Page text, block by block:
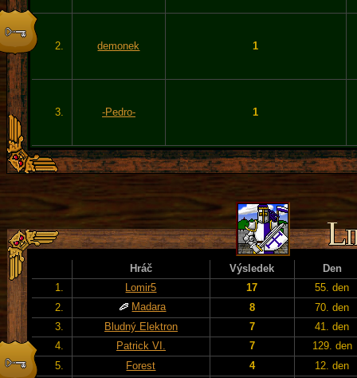
2. demonek 1
3. -Pedro- 1
Hráč Výsledek
Den
1.
Lomir5 17
55. den
2.
Madara 8
70. den
3.
Bludný Elektron 7
41. den
4.
Patrick VI. 7
129. den
5.
Forest 4
12. den